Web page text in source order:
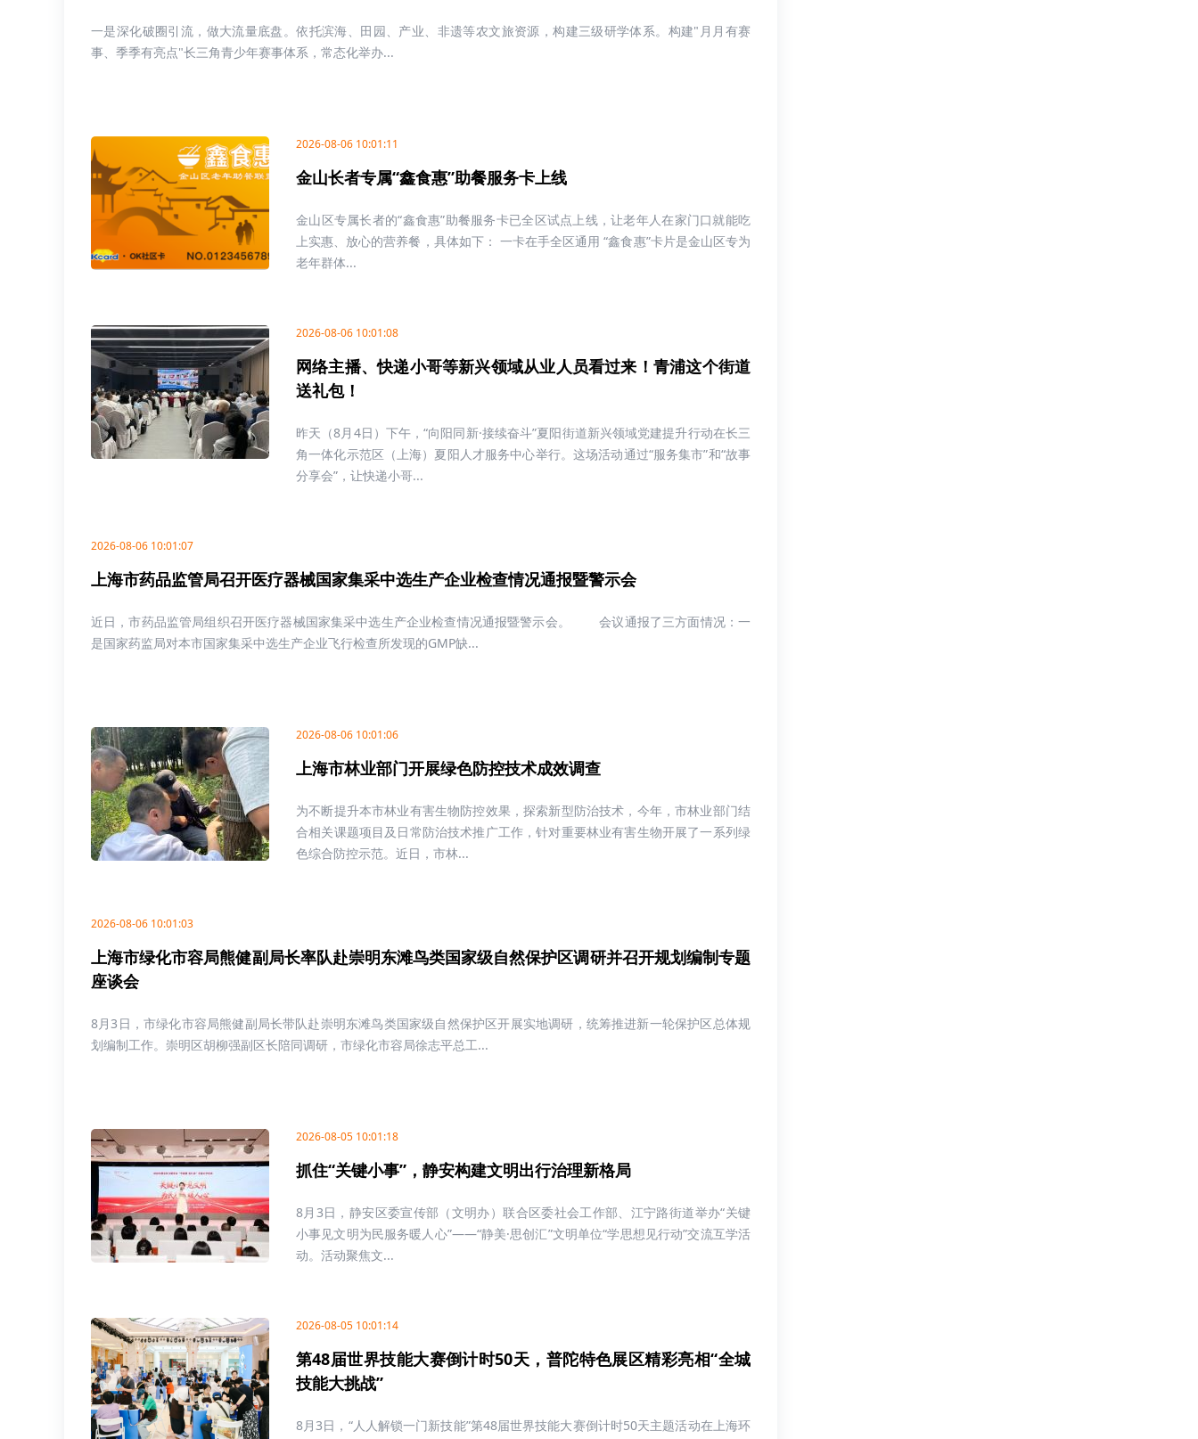
一是深化破圈引流，做大流量底盘。依托滨海、田园、产业、非遗等农文旅资源，构建三级研学体系。构建"月月有赛
事、季季有亮点"长三角青少年赛事体系，常态化举办...
2026-08-06 10:01:11
金山长者专属“鑫食惠”助餐服务卡上线
金山区专属长者的“鑫食惠”助餐服务卡已全区试点上线，让老年人在家门口就能吃
上实惠、放心的营养餐，具体如下： 一卡在手全区通用 “鑫食惠”卡片是金山区专为
老年群体...
2026-08-06 10:01:08
网络主播、快递小哥等新兴领域从业人员看过来！青浦这个街道
送礼包！
昨天（8月4日）下午，“向阳同新·接续奋斗”夏阳街道新兴领域党建提升行动在长三
角一体化示范区（上海）夏阳人才服务中心举行。这场活动通过“服务集市”和“故事
分享会”，让快递小哥...
2026-08-06 10:01:07
上海市药品监管局召开医疗器械国家集采中选生产企业检查情况通报暨警示会
近日，市药品监管局组织召开医疗器械国家集采中选生产企业检查情况通报暨警示会。 会议通报了三方面情况：一
是国家药监局对本市国家集采中选生产企业飞行检查所发现的GMP缺...
2026-08-06 10:01:06
上海市林业部门开展绿色防控技术成效调查
为不断提升本市林业有害生物防控效果，探索新型防治技术，今年，市林业部门结
合相关课题项目及日常防治技术推广工作，针对重要林业有害生物开展了一系列绿
色综合防控示范。近日，市林...
2026-08-06 10:01:03
上海市绿化市容局熊健副局长率队赴崇明东滩鸟类国家级自然保护区调研并召开规划编制专题
座谈会
8月3日，市绿化市容局熊健副局长带队赴崇明东滩鸟类国家级自然保护区开展实地调研，统筹推进新一轮保护区总体规
划编制工作。崇明区胡柳强副区长陪同调研，市绿化市容局徐志平总工...
2026-08-05 10:01:18
抓住“关键小事”，静安构建文明出行治理新格局
8月3日，静安区委宣传部（文明办）联合区委社会工作部、江宁路街道举办“关键
小事见文明为民服务暖人心”——“静美·思创汇”文明单位“学思想见行动”交流互学活
动。活动聚焦文...
2026-08-05 10:01:14
第48届世界技能大赛倒计时50天，普陀特色展区精彩亮相“全城
技能大挑战”
8月3日，“人人解锁一门新技能”第48届世界技能大赛倒计时50天主题活动在上海环